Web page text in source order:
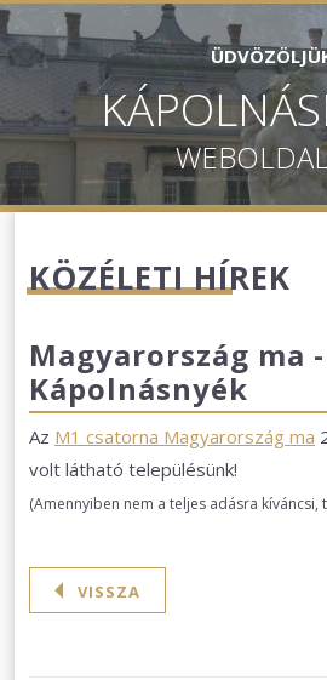
KÖZÉLETI HÍREK
Magyarország ma -
Kápolnásnyék
Az M1 csatorna Magyarország ma
volt látható településünk!
(Amennyiben nem a teljes adásra kíváncsi,
VISSZA